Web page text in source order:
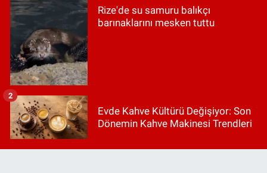
Rize'de su samuru balıkçı
barınaklarını mesken tuttu
Evde Kahve Kültürü Değişiyor: Son
Dönemin Kahve Makinesi Trendleri
2